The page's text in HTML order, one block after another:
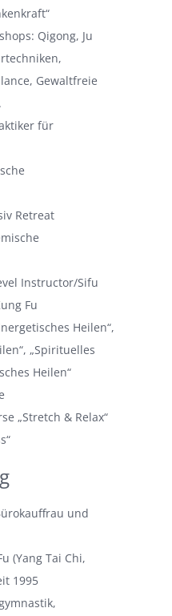
Qigong, Ju
Gewaltfreie
für
Retreat
Instructor/Sifu
Fu
Heilen“,
„Spirituelles
Heilen“
„Stretch & Relax“
und
(Yang Tai Chi,
1995